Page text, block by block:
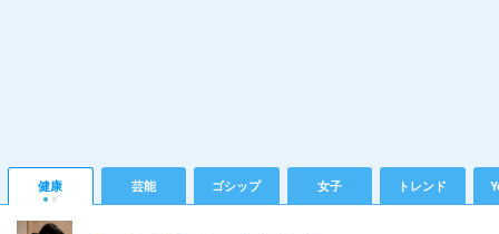
健康 芸能 ゴシップ 女子 トレンド